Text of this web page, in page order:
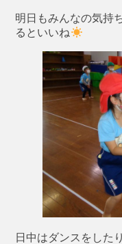
明日もみんなの気持
るといいね
日中はダンスをした